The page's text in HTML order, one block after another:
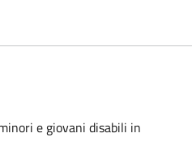
e giovani disabili in